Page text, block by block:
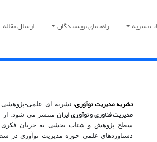
نشریه راهنمای نویسندگان ارسال مقاله
نشریه مدیریت نوآوری، نشریه ای علمی-پژوهشی
مدیریت فناوری و نوآوری ایرانمنتشر می شود. از
سطح پژوهش و شتاب بخشی به جریان فکری و